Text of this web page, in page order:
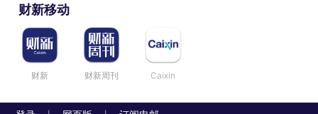
财新移动
财新 财新周刊 Caixin